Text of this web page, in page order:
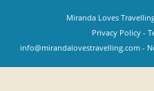
Miranda Loves
Privacy Policy-
info@mirandalovestravelling.com -